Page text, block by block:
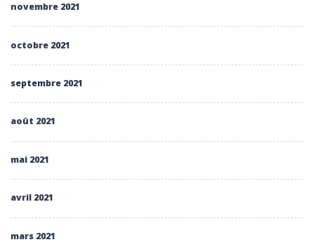
novembre 2021
octobre 2021
septembre 2021
août 2021
mai 2021
avril 2021
mars 2021